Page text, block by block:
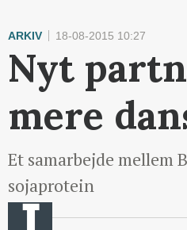
ARKIV 18-08-2015 10:27
Nyt
mere
Et samarbejde
sojaprotein